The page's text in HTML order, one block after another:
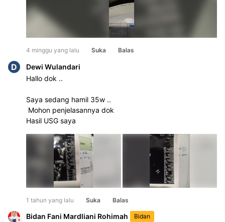
4 minggu yang lalu Suka Balas
D
Dewi Wulandari
Hallo dok ..
Saya sedang hamil 35w ..
Mohon penjelasannya dok
Hasil USG saya
1 tahun yang lalu Suka Balas
Bidan Fani Mardliani Rohimah
Bidan